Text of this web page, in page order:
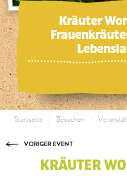
Kräuter
Startseite Besuchen
VORIGER EVENT
KRÄUTER